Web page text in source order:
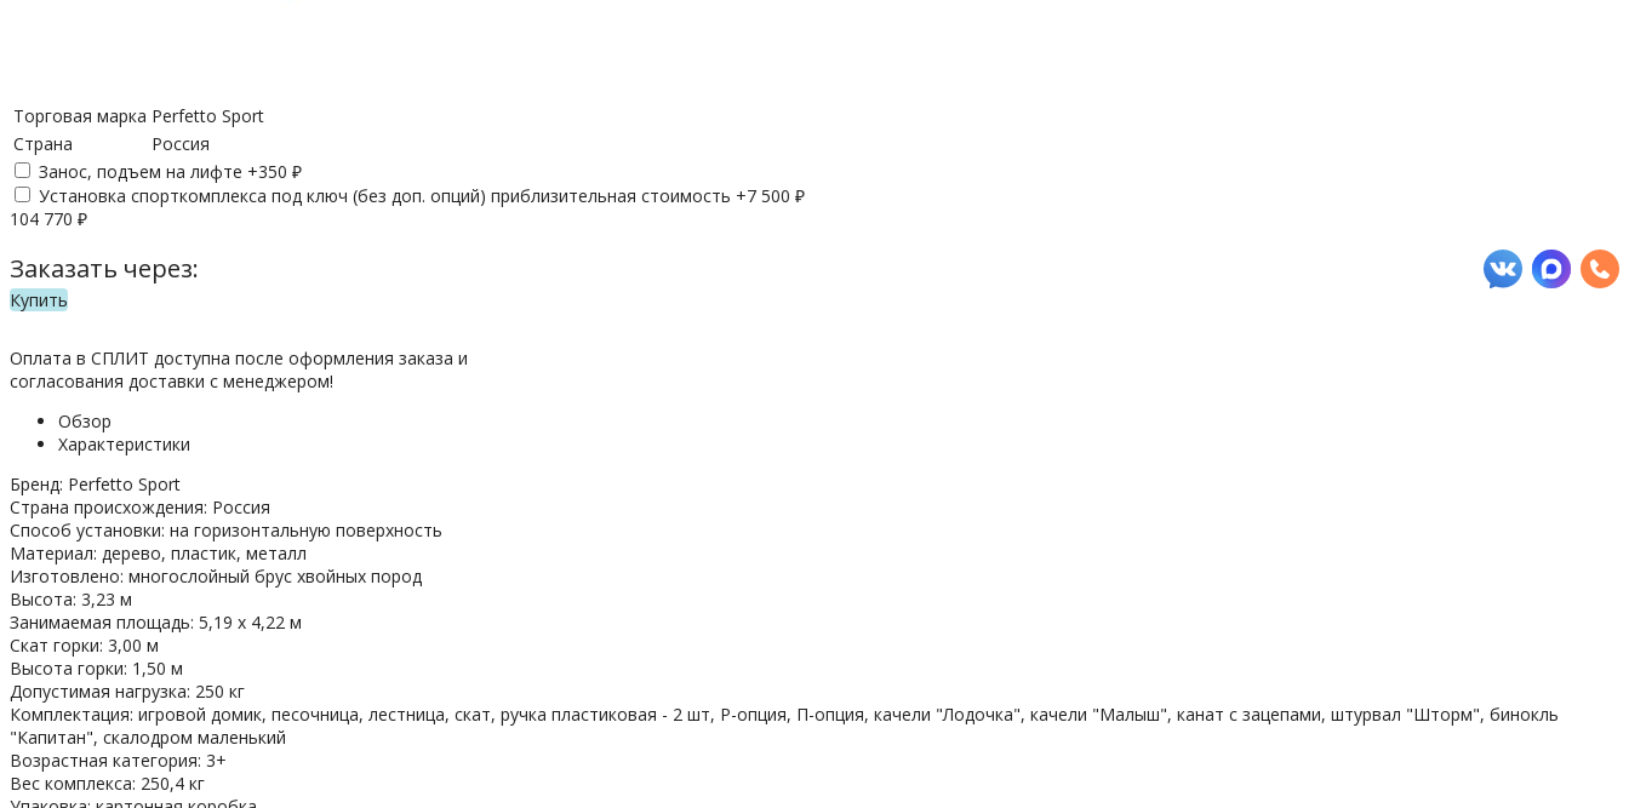
Торговая марка Perfetto Sport
Страна
Россия
Занос, подъем на лифте +350 ₽
Установка спорткомплекса под ключ (без доп. опций) приблизительная стоимость +7 500 ₽
104 770 ₽
Заказать через:
Купить
Оплата в СПЛИТ доступна после оформления заказа и
согласования доставки с менеджером!
Обзор
Характеристики
Бренд: Perfetto Sport
Страна происхождения: Россия
Способ установки: на горизонтальную поверхность
Материал: дерево, пластик, металл
Изготовлено: многослойный брус хвойных пород
Высота: 3,23 м
Занимаемая площадь: 5,19 х 4,22 м
Скат горки: 3,00 м
Высота горки: 1,50 м
Допустимая нагрузка: 250 кг
Комплектация: игровой домик, песочница, лестница, скат, ручка пластиковая - 2 шт, Р-опция, П-опция, качели "Лодочка", качели "Малыш", канат с зацепами, штурвал "Шторм", бинокль
"Капитан", скалодром маленький
Возрастная категория: 3+
Вес комплекса: 250,4 кг